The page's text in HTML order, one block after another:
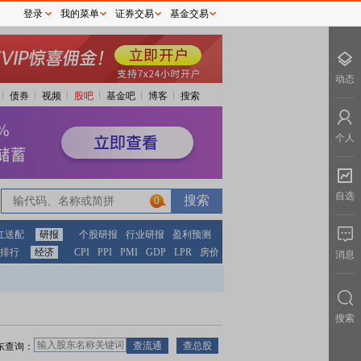
债券 视频 股吧 基金吧 博客 搜索
0
送配 研报 个股研报 行业研报
盈利预测
行
经济 CPI PPI PMI GDP LPR 房价
查询：
登录 我的菜单 证券交易 基金交易
动态
个人
自选
消息
搜索